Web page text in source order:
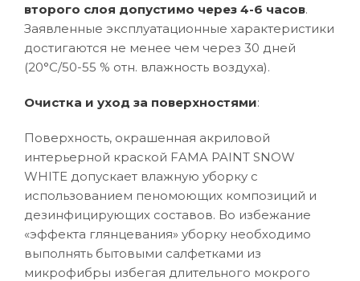
второго слоя допустимо через 4-6 часов.
Заявленные эксплуатационные характеристики
достигаются не менее чем через 30 дней
(20°C/50-55 % отн. влажность воздуха).
Очистка и уход за поверхностями:
Поверхность, окрашенная акриловой
интерьерной краской FAMA PAINT SNOW
WHITE допускает влажную уборку с
использованием пеномоющих композиций и
дезинфицирующих составов. Во избежание
«эффекта глянцевания» уборку необходимо
выполнять бытовыми салфетками из
микрофибры избегая длительного мокрого